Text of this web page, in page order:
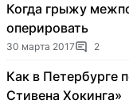
Когда грыжу
оперировать
30 марта 2017 2
Как в Петербурге
Стивена Хокинга»